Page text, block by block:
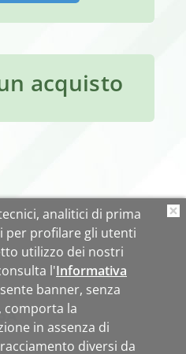
acquisto
analitici di prima
per profilare gli utenti
utilizzo dei nostri
l'Informativa
banner, senza
comporta la
in assenza di
diversi da